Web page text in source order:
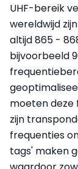
UHF-bereik
wereldwijd
altijd 865 -
bijvoorbeeld
moeten deze
zijn
frequenties
tags' maken